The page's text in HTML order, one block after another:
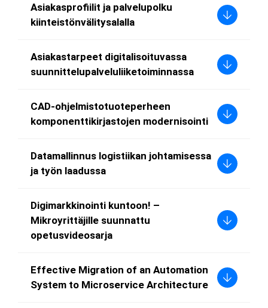
Asiakasprofiilit ja palvelupolku
kiinteistönvälitysalalla
Asiakastarpeet digitalisoituvassa
suunnittelupalveluliiketoiminnassa
CAD-ohjelmistotuoteperheen
komponenttikirjastojen modernisointi
Datamallinnus logistiikan johtamisessa
ja työn laadussa
Digimarkkinointi kuntoon! –
Mikroyrittäjille suunnattu
opetusvideosarja
Effective Migration of an Automation
System to Microservice Architecture